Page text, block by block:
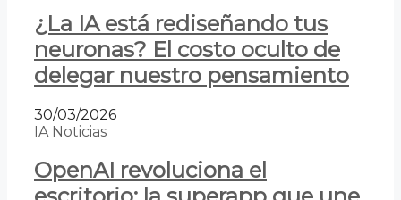
¿La IA está rediseñando tus
neuronas? El costo oculto de
delegar nuestro pensamiento
30/03/2026
IA Noticias
OpenAI revoluciona el